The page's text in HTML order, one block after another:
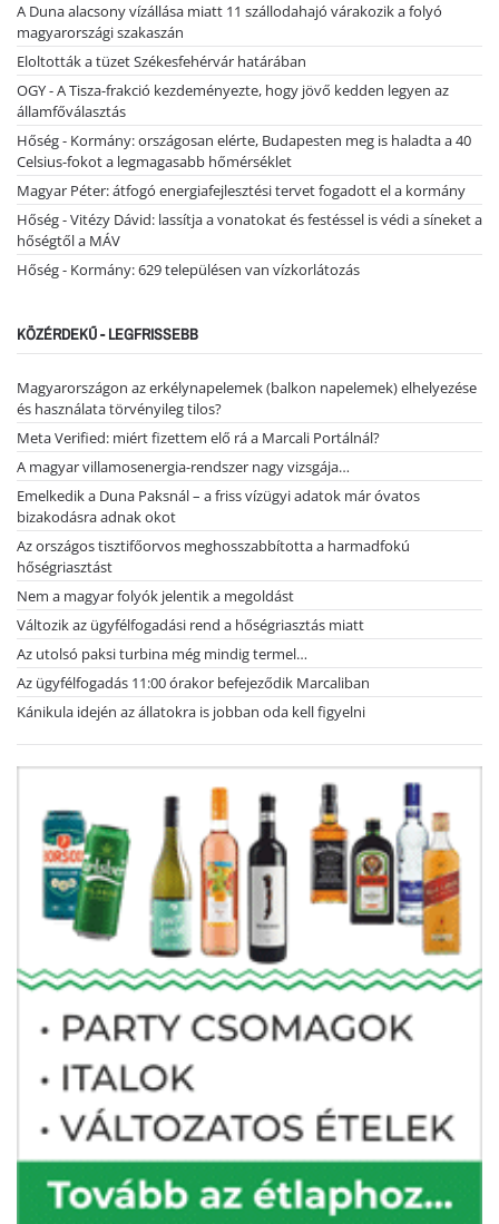
A Duna alacsony vízállása miatt 11 szállodahajó várakozik a folyó
magyarországi szakaszán
Eloltották a tüzet Székesfehérvár határában
OGY - A Tisza-frakció kezdeményezte, hogy jövő kedden legyen az
államfőválasztás
Hőség - Kormány: országosan elérte, Budapesten meg is haladta a 40
Celsius-fokot a legmagasabb hőmérséklet
Magyar Péter: átfogó energiafejlesztési tervet fogadott el a kormány
Hőség - Vitézy Dávid: lassítja a vonatokat és festéssel is védi a síneket a
hőségtől a MÁV
Hőség - Kormány: 629 településen van vízkorlátozás
KÖZÉRDEKŰ - LEGFRISSEBB
Magyarországon az erkélynapelemek (balkon napelemek) elhelyezése
és használata törvényileg tilos?
Meta Verified: miért fizettem elő rá a Marcali Portálnál?
A magyar villamosenergia-rendszer nagy vizsgája…
Emelkedik a Duna Paksnál – a friss vízügyi adatok már óvatos
bizakodásra adnak okot
Az országos tisztifőorvos meghosszabbította a harmadfokú
hőségriasztást
Nem a magyar folyók jelentik a megoldást
Változik az ügyfélfogadási rend a hőségriasztás miatt
Az utolsó paksi turbina még mindig termel…
Az ügyfélfogadás 11:00 órakor befejeződik Marcaliban
Kánikula idején az állatokra is jobban oda kell figyelni